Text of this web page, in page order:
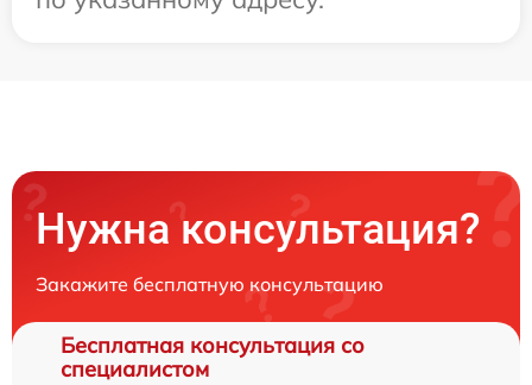
Нужна консультация?
Закажите бесплатную консультацию
Бесплатная консультация со
специалистом